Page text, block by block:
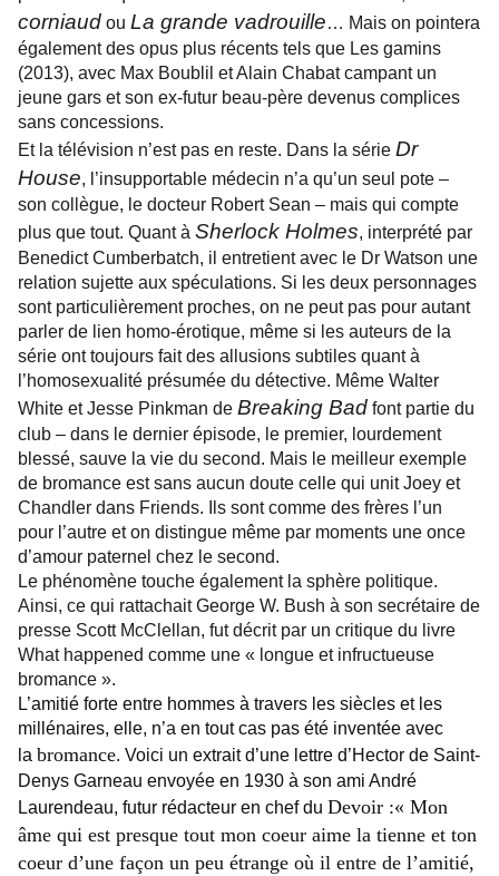
corniaud ou La grande vadrouille… Mais on pointera
également des opus plus récents tels que Les gamins
(2013), avec Max Boublil et Alain Chabat campant un
jeune gars et son ex-futur beau-père devenus complices
sans concessions.
Et la télévision n’est pas en reste. Dans la série Dr
House, l’insupportable médecin n’a qu’un seul pote –
son collègue, le docteur Robert Sean – mais qui compte
plus que tout. Quant à Sherlock Holmes, interprété par
Benedict Cumberbatch, il entretient avec le Dr Watson une
relation sujette aux spéculations. Si les deux personnages
sont particulièrement proches, on ne peut pas pour autant
parler de lien homo-érotique, même si les auteurs de la
série ont toujours fait des allusions subtiles quant à
l’homosexualité présumée du détective. Même Walter
White et Jesse Pinkman de Breaking Bad font partie du
club – dans le dernier épisode, le premier, lourdement
blessé, sauve la vie du second. Mais le meilleur exemple
de bromance est sans aucun doute celle qui unit Joey et
Chandler dans Friends. Ils sont comme des frères l’un
pour l’autre et on distingue même par moments une once
d’amour paternel chez le second.
Le phénomène touche également la sphère politique.
Ainsi, ce qui rattachait George W. Bush à son secrétaire de
presse Scott McClellan, fut décrit par un critique du livre
What happened comme une « longue et infructueuse
bromance ».
L’amitié forte entre hommes à travers les siècles et les
millénaires, elle, n’a en tout cas pas été inventée avec
la bromance. Voici un extrait d’une lettre d’Hector de Saint-
Denys Garneau envoyée en 1930 à son ami André
Laurendeau, futur rédacteur en chef du Devoir :« Mon
âme qui est presque tout mon coeur aime la tienne et ton
coeur d’une façon un peu étrange où il entre de l’amitié,